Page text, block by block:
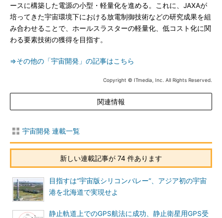
ースに構築した電源の小型・軽量化を進める。これに、JAXAが
培ってきた宇宙環境下における放電制御技術などの研究成果を組
み合わせることで、ホールスラスターの軽量化、低コスト化に関
わる要素技術の獲得を目指す。
⇒その他の「宇宙開発」の記事はこちら
Copyright © ITmedia, Inc. All Rights Reserved.
関連情報
宇宙開発 連載一覧
新しい連載記事が 74 件あります
目指すは“宇宙版シリコンバレー”、アジア初の宇宙
港を北海道で実現せよ
静止軌道上でのGPS航法に成功、静止衛星用GPS受